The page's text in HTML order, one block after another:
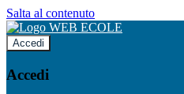
Salta al contenuto
Accedi
Accedi